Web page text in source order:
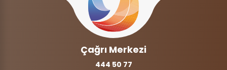
Çağrı Merkezi
444 50 77